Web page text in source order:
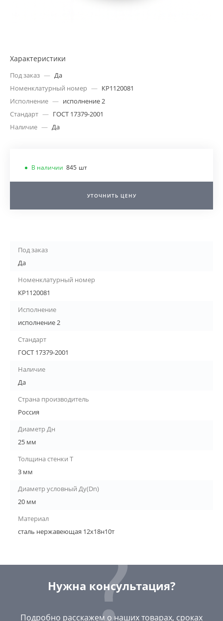
Характеристики
Под заказ — Да
Номенклатурный номер — КР1120081
Исполнение — исполнение 2
Стандарт — ГОСТ 17379-2001
Наличие — Да
В наличии 845 шт
УТОЧНИТЬ ЦЕНУ
Под заказ
Да
Номенклатурный номер
КР1120081
Исполнение
исполнение 2
Стандарт
ГОСТ 17379-2001
Наличие
Да
Страна производитель
Россия
Диаметр Дн
25 мм
Толщина стенки Т
3 мм
Диаметр условный Ду(Dn)
20 мм
Материал
сталь нержавеющая 12х18н10т
Нужна консультация?
Подробно расскажем о наших товарах, сроках